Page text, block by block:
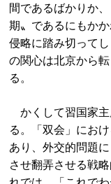
間であるばかりか
期〟であるにもか
侵略に踏み切って
の関心は北京から
る。
かくして習国家主
る。「双会」にお
あり、外交的問題
させ翻弄させる戦